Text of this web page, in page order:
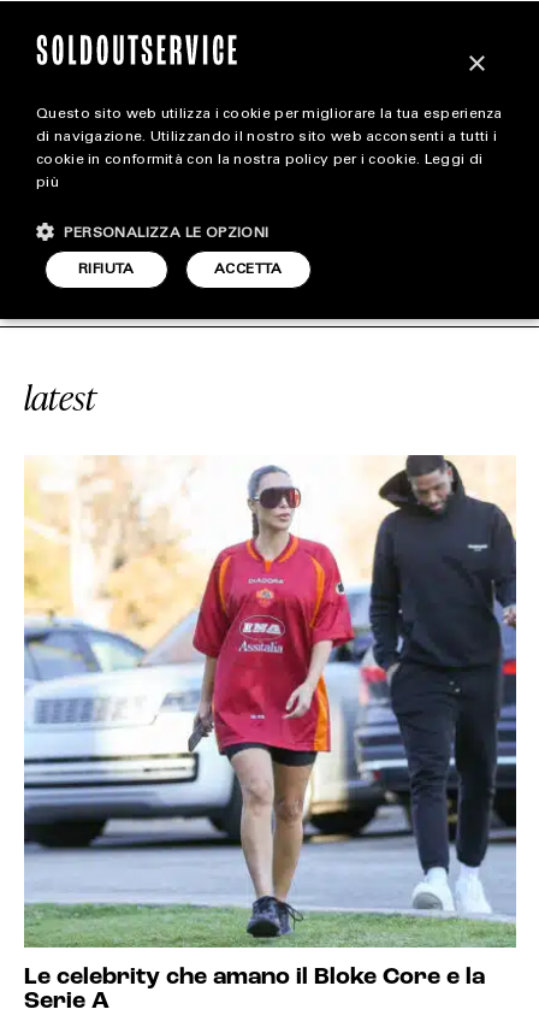
magazine
STYLE
FOOTWEAR
#SERIE A SOLDOUTSERVICE
latest
Le celebrity che amano il Bloke Core e la
Serie A
×
Questo sito web utilizza i cookie per migliorare la tua esperienza
di navigazione. Utilizzando il nostro sito web acconsenti a tutti i
cookie in conformità con la nostra policy per i cookie. Leggi di
più
ACCETTA
RIFIUTA
PERSONALIZZA LE OPZIONI